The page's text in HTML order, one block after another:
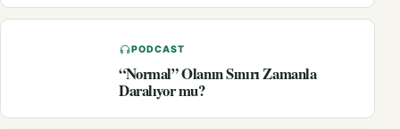
PODCAST
“Normal” Olanın Sınırı Zamanla
Daralıyor mu?